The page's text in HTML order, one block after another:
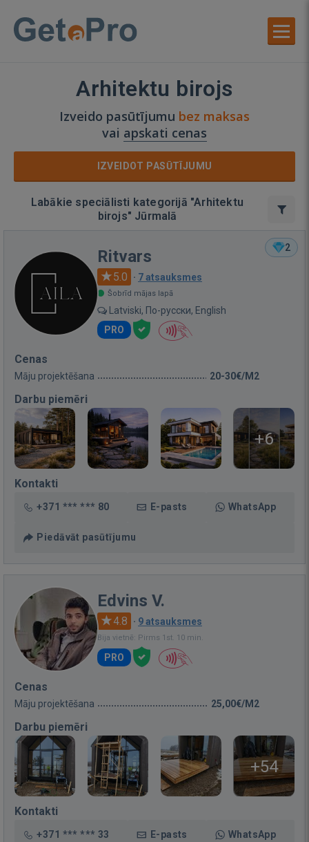
Arhitektu birojs
Izveido pasūtījumu bez maksas
vai apskati cenas
IZVEIDOT PASŪTĪJUMU
Labākie speciālisti kategorijā "Arhitektu
birojs" Jūrmalā
2
Ritvars
5.0 · 7 atsauksmes
Šobrīd mājas lapā
Latviski, По-русски, English
PRO
Cenas
Māju projektēšana 20-30€/M2
Darbu piemēri
+6
Kontakti
+371 *** *** 80 E-pasts WhatsApp
Piedāvāt pasūtījumu
Edvins V.
4.8 · 9 atsauksmes
Bija vietnē: Pirms 1st. 10 min.
PRO
Cenas
Māju projektēšana 25,00€/M2
Darbu piemēri
+54
Kontakti
+371 *** *** 33 E-pasts WhatsApp